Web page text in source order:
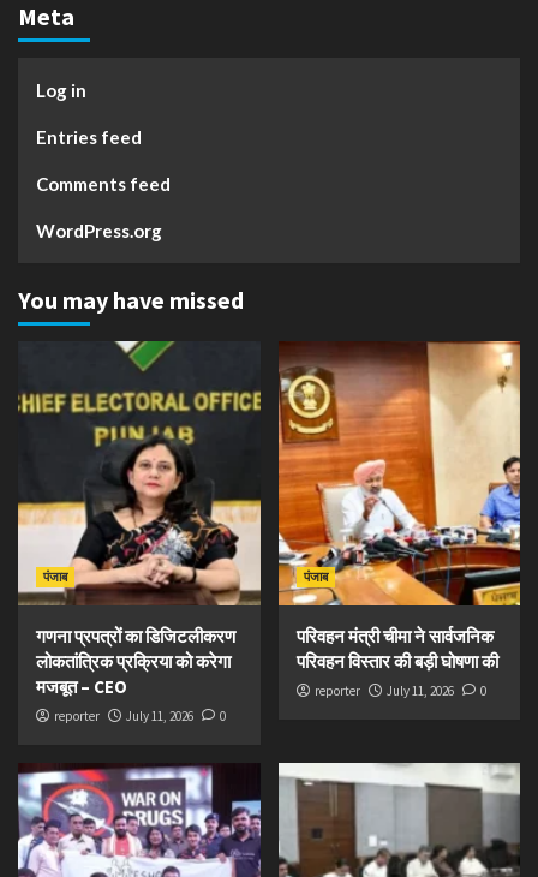
Meta
Log in
Entries feed
Comments feed
WordPress.org
You may have missed
पंजाब
गणना प्रपत्रों का डिजिटलीकरण
लोकतांत्रिक प्रक्रिया को करेगा
मजबूत – CEO
reporter July 11, 2026 0
पंजाब
परिवहन मंत्री चीमा ने सार्वजनिक
परिवहन विस्तार की बड़ी घोषणा की
reporter July 11, 2026 0